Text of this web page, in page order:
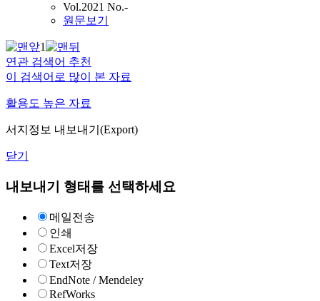
Vol.2021 No.-
원문보기
1
연관 검색어 추천
이 검색어로 많이 본 자료
활용도 높은 자료
서지정보 내보내기(Export)
닫기
내보내기 형태를 선택하세요
메일전송
인쇄
Excel저장
Text저장
EndNote / Mendeley
RefWorks